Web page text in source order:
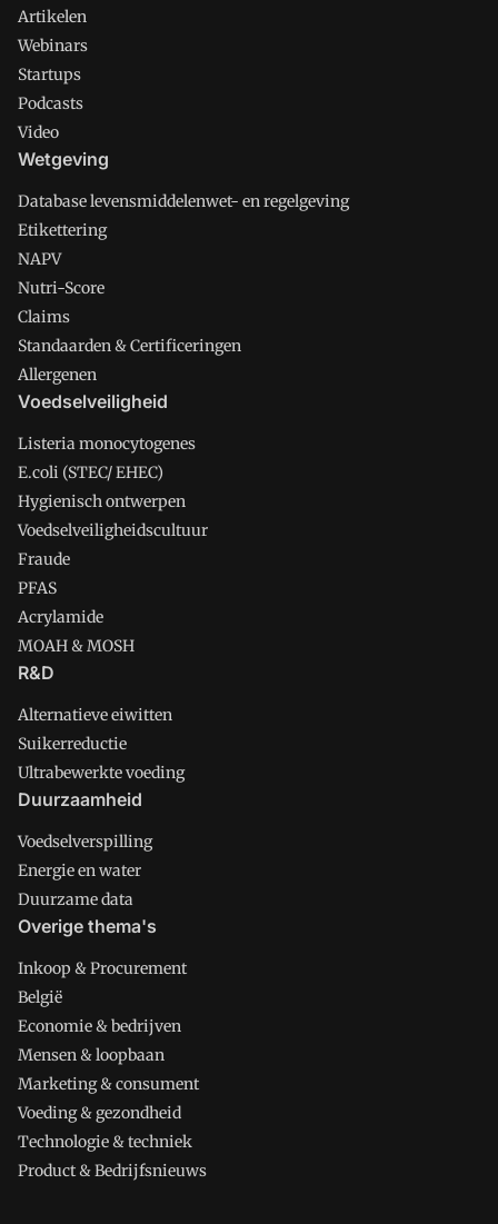
Artikelen
Webinars
Startups
Podcasts
Video
Wetgeving
Database levensmiddelenwet- en regelgeving
Etikettering
NAPV
Nutri-Score
Claims
Standaarden & Certificeringen
Allergenen
Voedselveiligheid
Listeria monocytogenes
E.coli (STEC/ EHEC)
Hygienisch ontwerpen
Voedselveiligheidscultuur
Fraude
PFAS
Acrylamide
MOAH & MOSH
R&D
Alternatieve eiwitten
Suikerreductie
Ultrabewerkte voeding
Duurzaamheid
Voedselverspilling
Energie en water
Duurzame data
Overige thema's
Inkoop & Procurement
België
Economie & bedrijven
Mensen & loopbaan
Marketing & consument
Voeding & gezondheid
Technologie & techniek
Product & Bedrijfsnieuws